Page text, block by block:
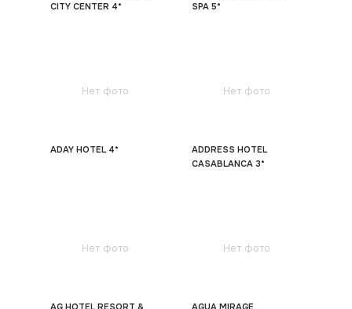
CITY CENTER 4*
SPA 5*
Нет фото
ADAY HOTEL 4*
Нет фото
ADDRESS HOTEL
CASABLANCA 3*
Нет фото
AG HOTEL RESORT &
Нет фото
AGUA MIRAGE